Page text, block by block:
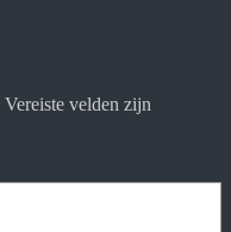
Vereiste velden zijn